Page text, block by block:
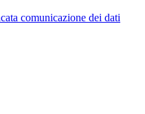
comunicazione dei dati